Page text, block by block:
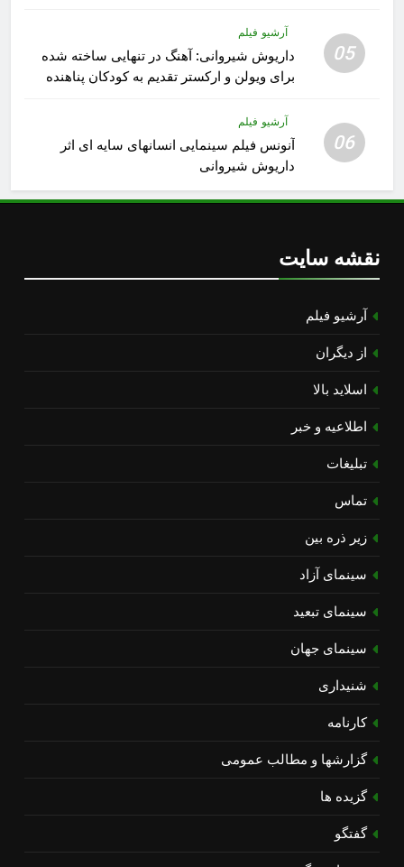
05
آرشیو فیلم
داریوش شیروانی: آهنگ در تنهایی ساخته شده
برای ویولن و ارکستر تقدیم به کودکان پناهنده
06
آرشیو فیلم
آنونس فیلم سینمایی انسانهای سایه ای اثر
داریوش شیروانی
نقشه سایت
آرشیو فیلم
از دیگران
اسلاید بالا
اطلاعیه و خبر
تبلیغات
تماس
زیر ذره بین
سینمای آزاد
سینمای تبعید
سینمای جهان
شنیداری
کارنامه
گزارشها و مطالب عمومی
گزیده ها
گفتگو